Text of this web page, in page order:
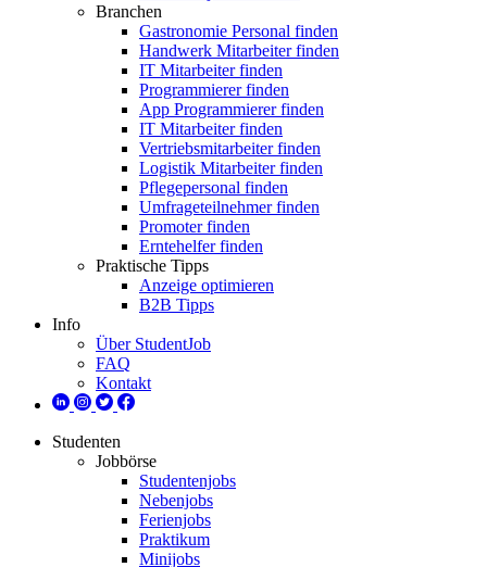
Branchen
Gastronomie Personal finden
Handwerk Mitarbeiter finden
IT Mitarbeiter finden
Programmierer finden
App Programmierer finden
IT Mitarbeiter finden
Vertriebsmitarbeiter finden
Logistik Mitarbeiter finden
Pflegepersonal finden
Umfrageteilnehmer finden
Promoter finden
Erntehelfer finden
Praktische Tipps
Anzeige optimieren
B2B Tipps
Info
Über StudentJob
FAQ
Kontakt
Studenten
Jobbörse
Studentenjobs
Nebenjobs
Ferienjobs
Praktikum
Minijobs